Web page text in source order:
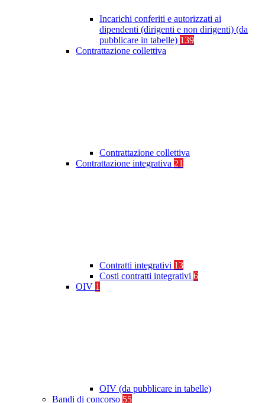
Incarichi conferiti e autorizzati ai
dipendenti (dirigenti e non dirigenti) (da
pubblicare in tabelle) 139
Contrattazione collettiva
Contrattazione collettiva
Contrattazione integrativa 21
Contratti integrativi 13
Costi contratti integrativi 6
OIV 1
OIV (da pubblicare in tabelle)
Bandi di concorso 55